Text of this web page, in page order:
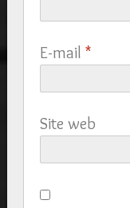
E-mail *
Site web